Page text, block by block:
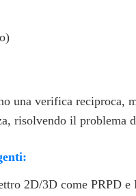
una verifica reciproca,
risolvendo il problema
2D/3D come PRPD